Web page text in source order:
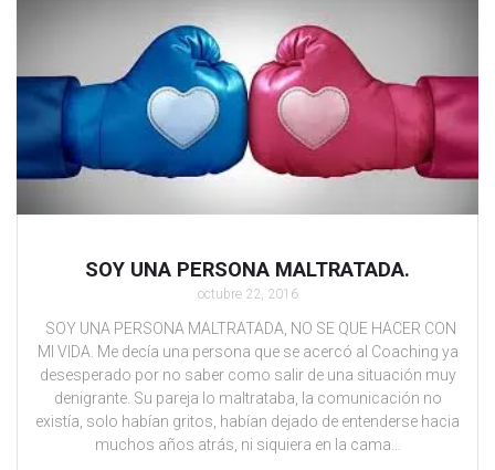
SOY UNA PERSONA MALTRATADA.
octubre 22, 2016
SOY UNA PERSONA MALTRATADA, NO SE QUE HACER CON
MI VIDA. Me decía una persona que se acercó al Coaching ya
desesperado por no saber como salir de una situación muy
denigrante. Su pareja lo maltrataba, la comunicación no
existía, solo habían gritos, habían dejado de entenderse hacia
muchos años atrás, ni siquiera en la cama…